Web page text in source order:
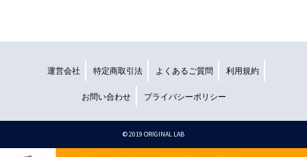
運営会社 特定商取引法 よくあるご質問 利用規約
お問い合わせ プライバシーポリシー
©︎ 2019 ORIGINAL LAB